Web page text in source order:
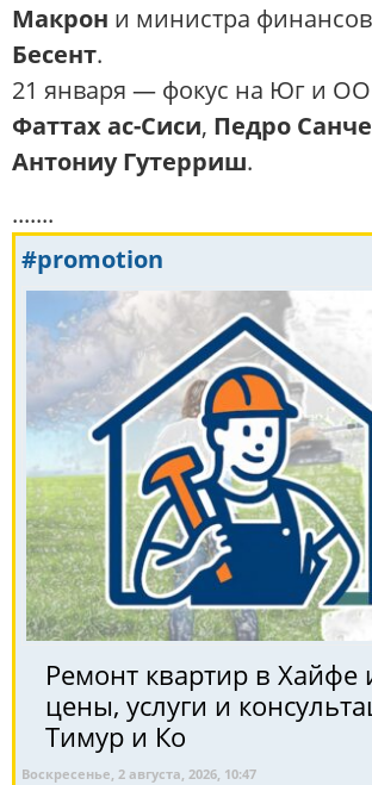
Макрон и министра
Бесент.
21 января — фокус на Юг и
Фаттах ас-Сиси, Педро
Антониу Гутерриш.
.......
#promotion
Ремонт квартир в
цены, услуги и
Тимур и Ко
Воскресенье, 2 августа, 2026, 10:47